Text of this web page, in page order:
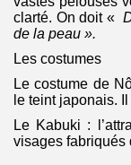
clarté. On doit «
de la peau ».
Les costumes
Le costume de
le teint japonais.
Le Kabuki :
visages fabriqués